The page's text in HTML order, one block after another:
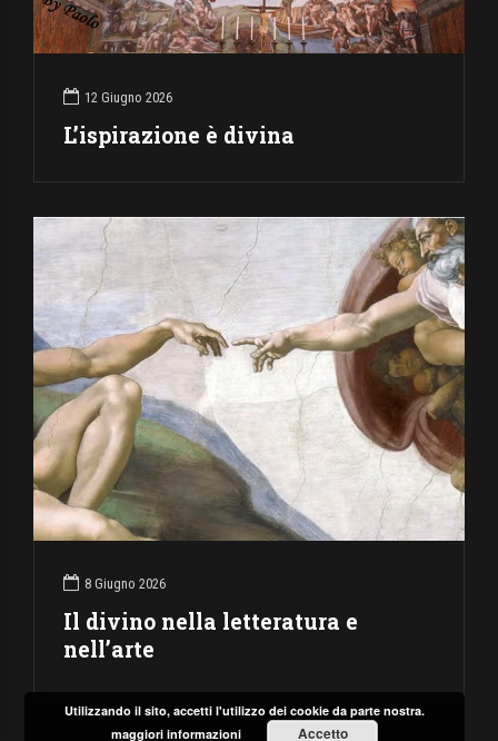
12 Giugno 2026
L’ispirazione è divina
8 Giugno 2026
Il divino nella letteratura e
nell’arte
Utilizzando il sito, accetti l'utilizzo dei cookie da parte nostra.
maggiori informazioni
Accetto